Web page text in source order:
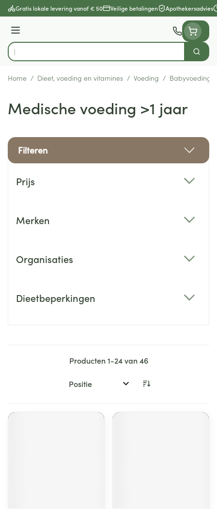
Ga naar de inhoud
Gratis lokale levering vanaf € 50 Veilige betalingen Apothekersadvies
Menu
Product, merk, categorie...
Zoek
Home / Dieet, voeding en vitamines / Voeding / Babyvoeding
Medische voeding >1 jaar
Filteren
Prijs
Merken
Organisaties
Dieetbeperkingen
Producten1-24van46
Sorteer op: